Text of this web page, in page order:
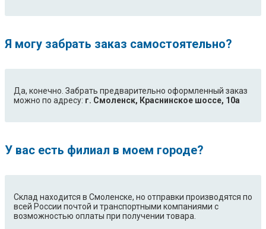
Я могу забрать заказ самостоятельно?
Да, конечно. Забрать предварительно оформленный заказ
можно по адресу: г. Смоленск, Краснинское шоссе, 10а
У вас есть филиал в моем городе?
Склад находится в Смоленске, но отправки производятся по
всей России почтой и транспортными компаниями с
возможностью оплаты при получении товара.